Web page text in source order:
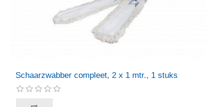
Schaarzwabber compleet, 2 x 1 mtr., 1 stuks